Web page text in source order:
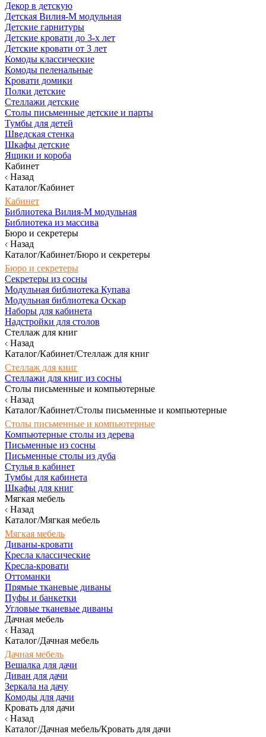
Декор в детскую
Детская Вилия-М модульная
Детские гарнитуры
Детские кровати до 3-х лет
Детские кровати от 3 лет
Комоды классические
Комоды пеленальные
Кровати домики
Полки детские
Стеллажи детские
Столы письменные детские и парты
Тумбы для детей
Шведская стенка
Шкафы детские
Ящики и короба
Кабинет
Назад
Каталог/Кабинет
Кабинет
Библиотека Вилия-М модульная
Библиотека из массива
Бюро и секретеры
Назад
Каталог/Кабинет/Бюро и секретеры
Бюро и секретеры
Секретеры из сосны
Модульная библиотека Купава
Модульная библиотека Оскар
Наборы для кабинета
Надстройки для столов
Стеллаж для книг
Назад
Каталог/Кабинет/Стеллаж для книг
Стеллаж для книг
Стеллажи для книг из сосны
Столы письменные и компьютерные
Назад
Каталог/Кабинет/Столы письменные и компьютерные
Столы письменные и компьютерные
Компьютерные столы из дерева
Письменные из сосны
Письменные столы из дуба
Стулья в кабинет
Тумбы для кабинета
Шкафы для книг
Мягкая мебель
Назад
Каталог/Мягкая мебель
Мягкая мебель
Диваны-кровати
Кресла классические
Кресла-кровати
Оттоманки
Прямые тканевые диваны
Пуфы и банкетки
Угловые тканевые диваны
Дачная мебель
Назад
Каталог/Дачная мебель
Дачная мебель
Вешалка для дачи
Диван для дачи
Зеркала на дачу
Комоды для дачи
Кровать для дачи
Назад
Каталог/Дачная мебель/Кровать для дачи